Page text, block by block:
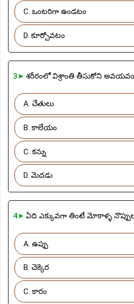
C. ఒంటరిగా ఉండటం
D. కూర్చోవటం
3➤ శరీరంలో విశ్రాంతి తీసుకోని
A. చేతులు
B. కాలేయం
C. కన్ను
D. మెదడు
4➤ ఏది ఎక్కువగా తింటే మోకాళ్ళ
A. ఉప్పు
B. చెక్కెర
C. కారం